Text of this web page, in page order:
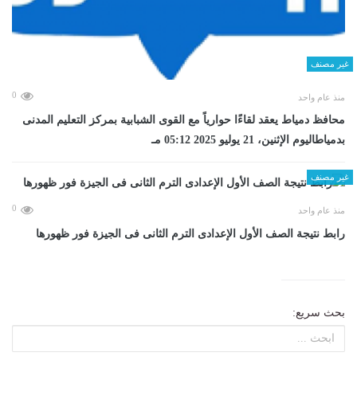
غير مصنف
منذ عام واحد 0
محافظ دمياط يعقد لقاءًا حوارياً مع القوى الشبابية بمركز التعليم المدنى
بدمياطاليوم الإثنين، 21 يوليو 2025 05:12 مـ
غير مصنف
منذ عام واحد 0
رابط نتيجة الصف الأول الإعدادى الترم الثانى فى الجيزة فور ظهورها
بحث سريع: